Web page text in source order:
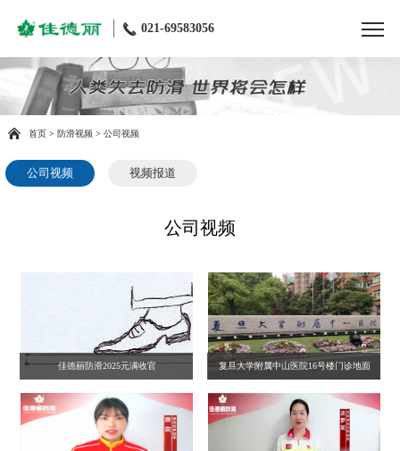
021-69583056
首页 > 防滑视频 > 公司视频
公司视频 视频报道
公司视频
佳德丽防滑2025元满收官 复旦大学附属中山医院16号楼门诊地面
防滑处理